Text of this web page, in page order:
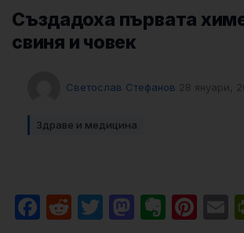
Създадоха първата
свиня и човек
Светослав Стефанов 28 януари,
Здраве и медицина
Facebook
RedditTwitter